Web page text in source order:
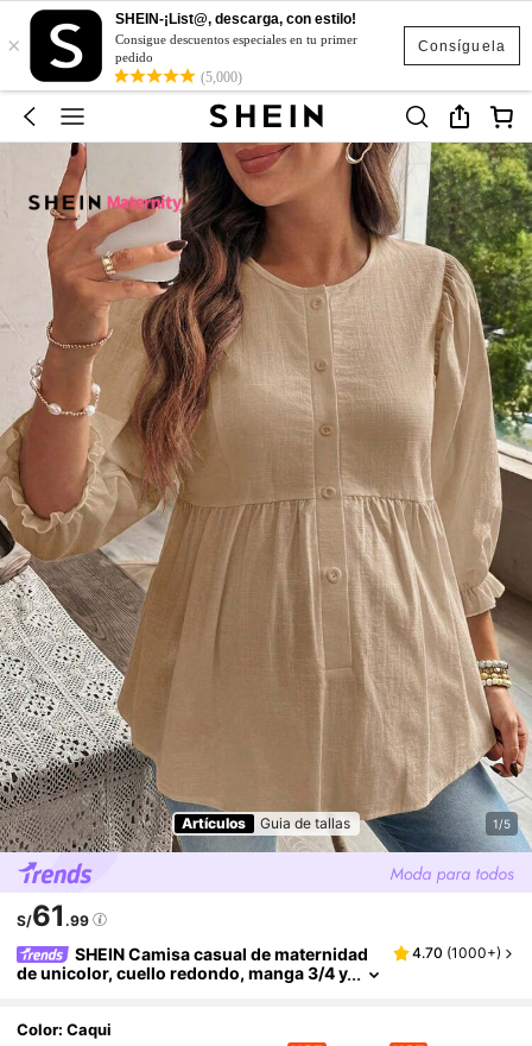
Consíguela
×
SHEIN-¡List@, descarga, con estilo!
Consigue descuentos especiales en tu primer
pedido
(5,000)
Artículos Guia de tallas 1/5
S/61 .99
SHEIN Camisa casual de maternidad
de unicolor, cuello redondo, manga 3/4 y
4.70 (1000+)
Color: Caqui